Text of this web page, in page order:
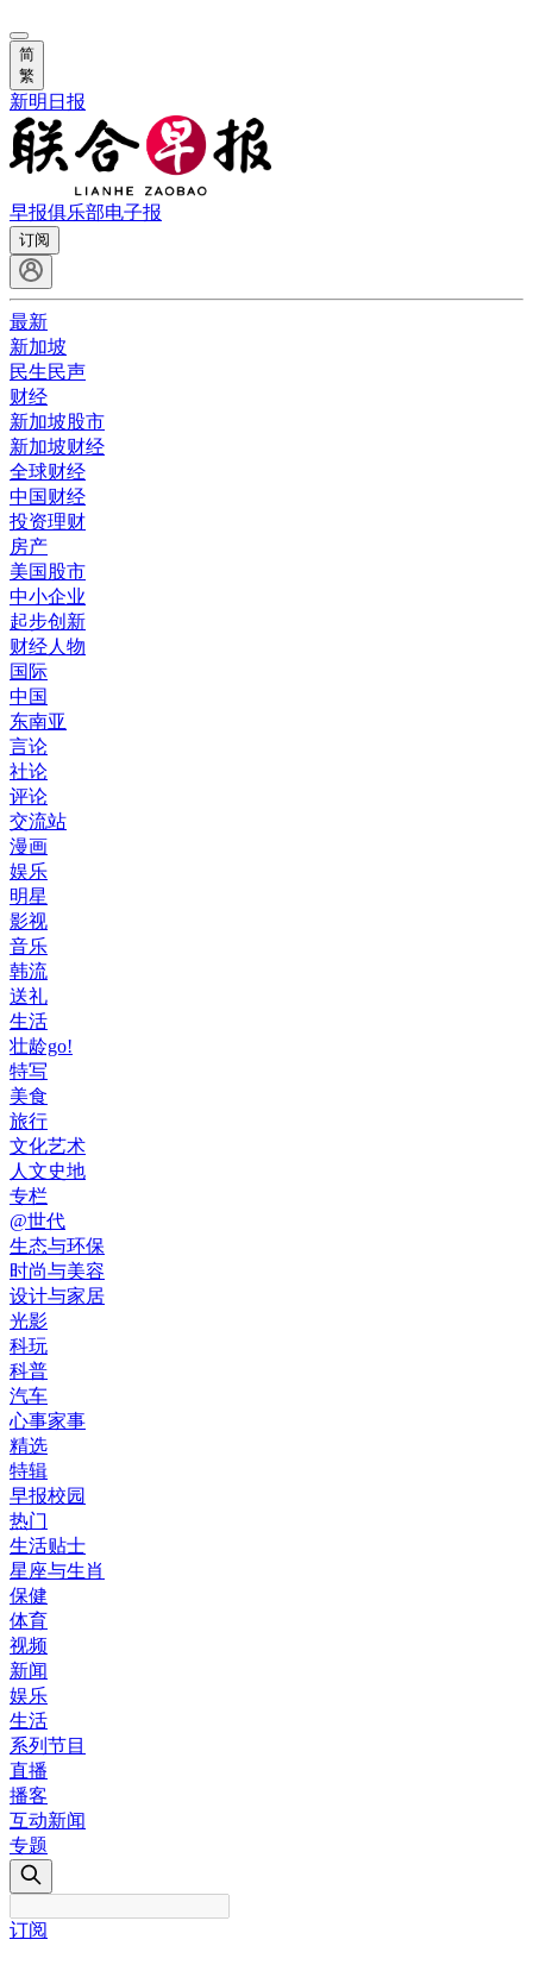
简
繁
新明日报
早报俱乐部电子报
订阅
最新
新加坡
民生民声
财经
新加坡股市
新加坡财经
全球财经
中国财经
投资理财
房产
美国股市
中小企业
起步创新
财经人物
国际
中国
东南亚
言论
社论
评论
交流站
漫画
娱乐
明星
影视
音乐
韩流
送礼
生活
壮龄go!
特写
美食
旅行
文化艺术
人文史地
专栏
@世代
生态与环保
时尚与美容
设计与家居
光影
科玩
科普
汽车
心事家事
精选
特辑
早报校园
热门
生活贴士
星座与生肖
保健
体育
视频
新闻
娱乐
生活
系列节目
直播
播客
互动新闻
专题
订阅